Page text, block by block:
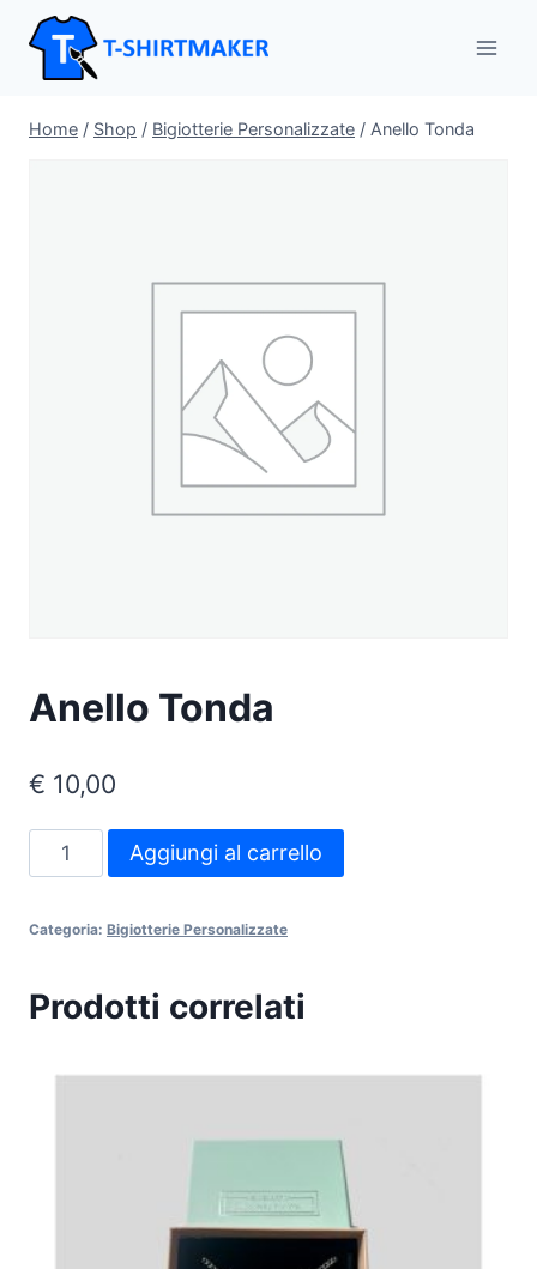
Salta
contenuto
Home / Shop / Bigiotterie Personalizzate / Anello Tonda
Anello Tonda
€ 10,00
Anello
Tonda
Aggiungi al carrello
Categoria: Bigiotterie Personalizzate
Prodotti correlati